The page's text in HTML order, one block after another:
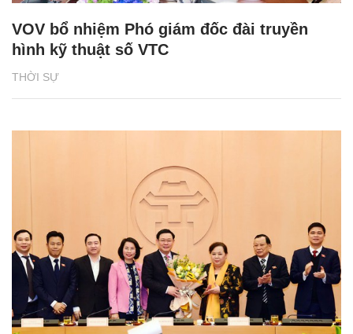
THỜI SỰ
VOV bổ nhiệm Phó giám đốc đài truyền
hình kỹ thuật số VTC